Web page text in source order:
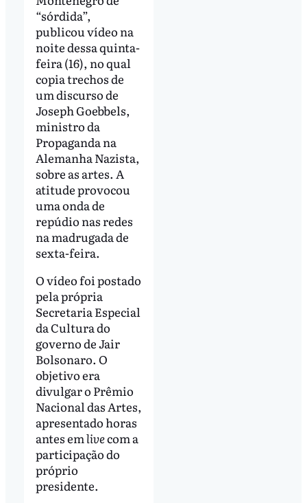
“sórdida”,
publicou vídeo na
noite dessa quinta-
feira (16), no qual
copia trechos de
um discurso de
Joseph Goebbels,
ministro da
Propaganda na
Alemanha Nazista,
sobre as artes. A
atitude provocou
uma onda de
repúdio nas redes
na madrugada de
sexta-feira.
O vídeo foi postado
pela própria
Secretaria Especial
da Cultura do
governo de Jair
Bolsonaro. O
objetivo era
divulgar o Prêmio
Nacional das Artes,
apresentado horas
antes emlivecom a
participação do
próprio
presidente.